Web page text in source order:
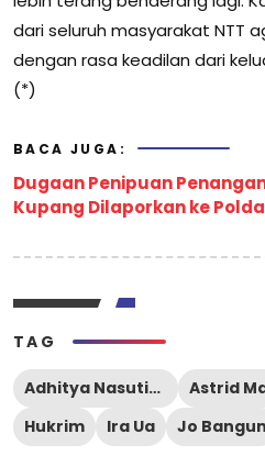
dari seluruh masyarakat NTT
dengan rasa keadilan dari
(*)
BACA JUGA:
Dugaan Penipuan
Kupang Dilaporkan ke Polda
TAG
Adhitya Nasution
Hukrim
Ira Ua Jo Bangun